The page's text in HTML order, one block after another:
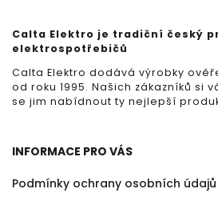
Calta Elektro je tradiční český
elektrospotřebičů
Calta Elektro dodává výrobky
od roku 1995. Našich zákazníků si
se jim nabídnout ty nejlepší
INFORMACE PRO VÁS
Podmínky ochrany osobních údajů